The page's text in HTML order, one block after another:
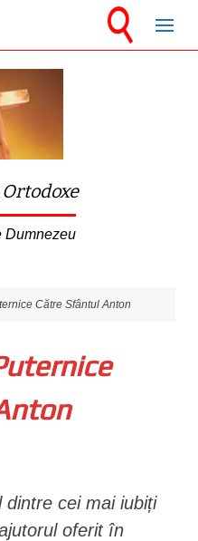
Dumnezeu
Către Sfântul Anton
dintre cei mai iubiți
oferit în